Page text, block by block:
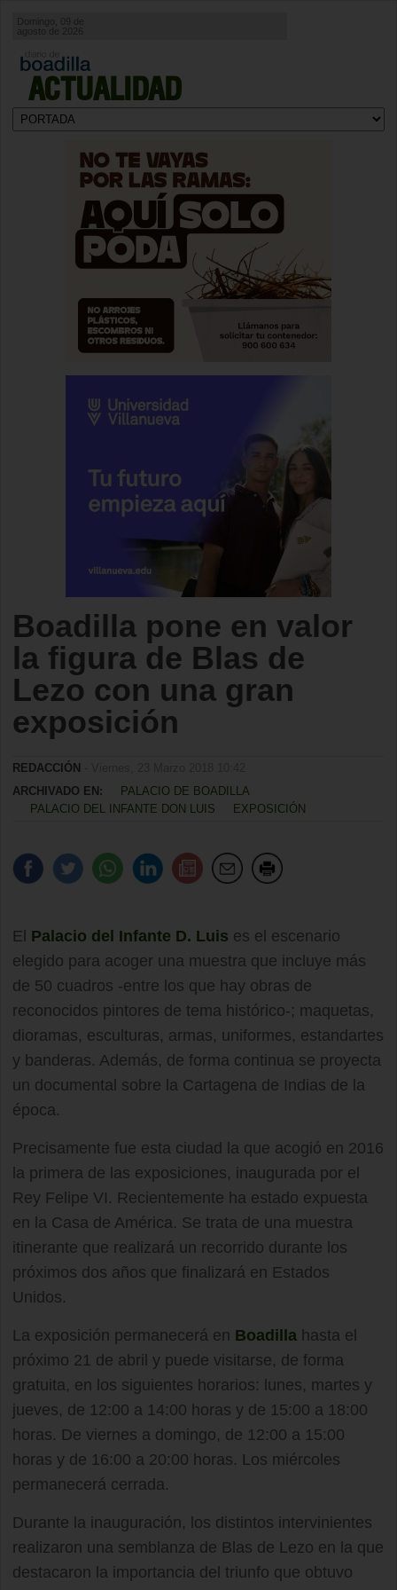
ACTUALIDAD
Domingo, 09 de
agosto de 2026
Boadilla pone en valor
la figura de Blas de
Lezo con una gran
exposición
REDACCIÓN
ARCHIVADO EN:
PALACIO DE BOADILLA
PALACIO DEL INFANTE DON LUIS
EXPOSICIÓN
El Palacio del Infante D. Luis es el escenario
elegido para acoger una muestra que incluye más
de 50 cuadros -entre los que hay obras de
reconocidos pintores de tema histórico-; maquetas,
dioramas, esculturas, armas, uniformes, estandartes
y banderas. Además, de forma continua se proyecta
un documental sobre la Cartagena de Indias de la
época.
Precisamente fue esta ciudad la que acogió en 2016
la primera de las exposiciones, inaugurada por el
Rey Felipe VI. Recientemente ha estado expuesta
en la Casa de América. Se trata de una muestra
itinerante que realizará un recorrido durante los
próximos dos años que finalizará en Estados
Unidos.
La exposición permanecerá en Boadilla hasta el
próximo 21 de abril y puede visitarse, de forma
gratuita, en los siguientes horarios: lunes, martes y
jueves, de 12:00 a 14:00 horas y de 15:00 a 18:00
horas. De viernes a domingo, de 12:00 a 15:00
horas y de 16:00 a 20:00 horas. Los miércoles
permanecerá cerrada.
Durante la inauguración, los distintos intervinientes
realizaron una semblanza de Blas de Lezo en la que
destacaron la importancia del triunfo que obtuvo